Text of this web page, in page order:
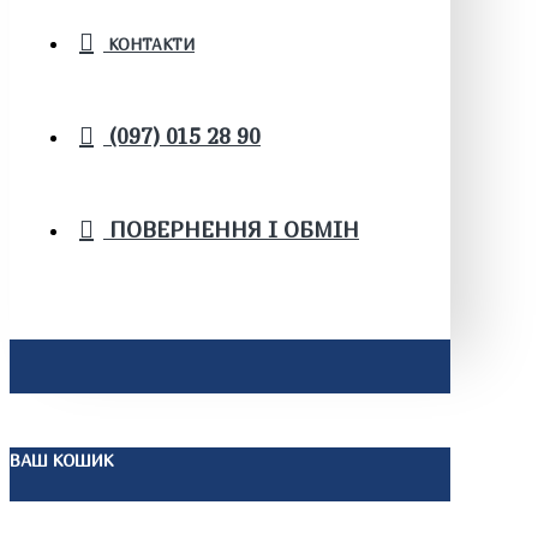
КОНТАКТИ
(097) 015 28 90
ПОВЕРНЕННЯ І ОБМІН
ВАШ КОШИК